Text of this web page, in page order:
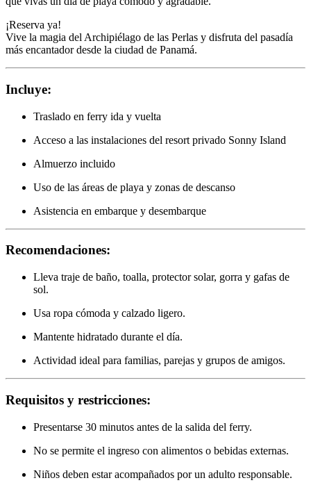
¡Reserva ya!
Vive la magia del Archipiélago de las Perlas y disfruta del pasadía
más encantador desde la ciudad de Panamá.
Incluye:
Traslado en ferry ida y vuelta
Acceso a las instalaciones del resort privado Sonny Island
Almuerzo incluido
Uso de las áreas de playa y zonas de descanso
Asistencia en embarque y desembarque
Recomendaciones:
Lleva traje de baño, toalla, protector solar, gorra y gafas de
sol.
Usa ropa cómoda y calzado ligero.
Mantente hidratado durante el día.
Actividad ideal para familias, parejas y grupos de amigos.
Requisitos y restricciones:
Presentarse 30 minutos antes de la salida del ferry.
No se permite el ingreso con alimentos o bebidas externas.
Niños deben estar acompañados por un adulto responsable.